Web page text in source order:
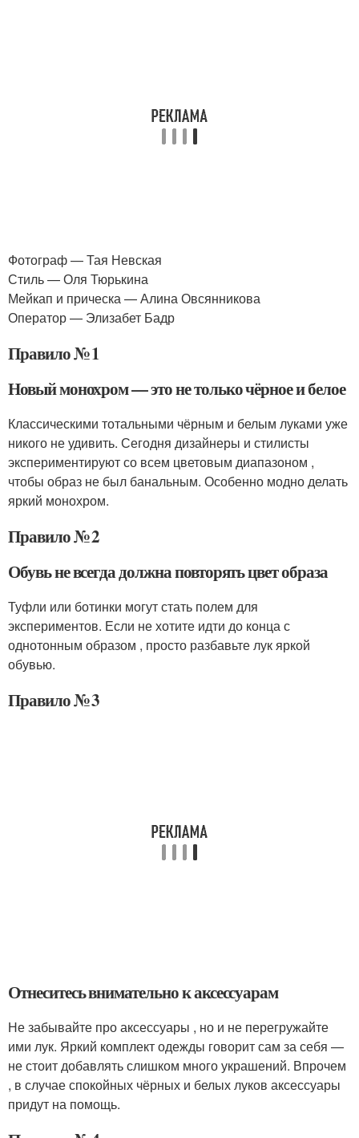
Фотограф — Тая Невская
Стиль — Оля Тюрькина
Мейкап и прическа — Алина Овсянникова
Оператор — Элизабет Бадр
Правило № 1
Новый монохром — это не только чёрное и белое
Классическими тотальными чёрным и белым луками уже
никого не удивить. Сегодня дизайнеры и стилисты
экспериментируют со всем цветовым диапазоном ,
чтобы образ не был банальным. Особенно модно делать
яркий монохром.
Правило № 2
Обувь не всегда должна повторять цвет образа
Туфли или ботинки могут стать полем для
экспериментов. Если не хотите идти до конца с
однотонным образом , просто разбавьте лук яркой
обувью.
Правило № 3
Отнеситесь внимательно к аксессуарам
Не забывайте про аксессуары , но и не перегружайте
ими лук. Яркий комплект одежды говорит сам за себя —
не стоит добавлять слишком много украшений. Впрочем
, в случае спокойных чёрных и белых луков аксессуары
придут на помощь.